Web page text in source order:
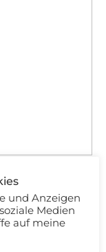
–
und Anzeigen
Medien
auf meine